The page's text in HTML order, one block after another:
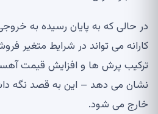
در حالی که به پایان رسیده به
کارانه می تواند در شرایط متغیر
ترکیب پرش ها و افزایش قیمت
نشان می دهد – این به قصد نگه
خارج می شود.